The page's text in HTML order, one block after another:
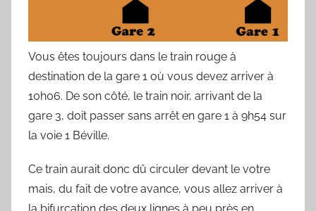
Vous êtes toujours dans le train rouge à
destination de la gare 1 où vous devez arriver à
10h06. De son côté, le train noir, arrivant de la
gare 3, doit passer sans arrêt en gare 1 à 9h54 sur
la voie 1 Béville.
Ce train aurait donc dû circuler devant le votre
mais, du fait de votre avance, vous allez arriver à